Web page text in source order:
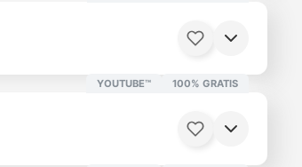
YOUTUBE™ 100% GRATIS